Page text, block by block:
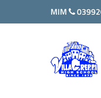
Vai ai contenuti
Vai al menu diMIM